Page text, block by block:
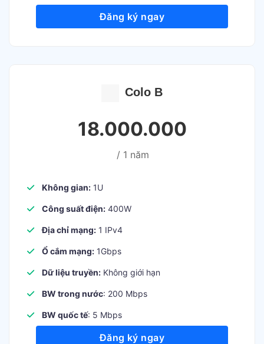
Đăng ký ngay
Colo B
18.000.000
/ 1 năm
Không gian: 1U
Công suất điện: 400W
Địa chỉ mạng: 1 IPv4
Ổ cắm mạng: 1Gbps
Dữ liệu truyền: Không giới hạn
BW trong nước: 200 Mbps
BW quốc tế: 5 Mbps
Đăng ký ngay